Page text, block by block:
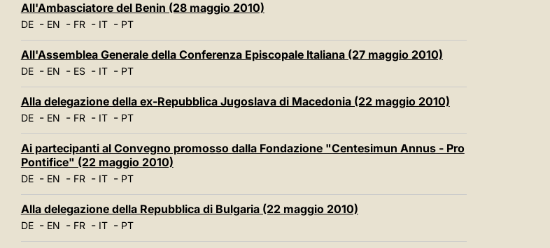
All'Ambasciatore del Benin (28 maggio 2010)
DE- EN - FR- IT- PT
All'Assemblea Generale della Conferenza Episcopale Italiana (27 maggio 2010)
DE- EN - ES- IT- PT
Alla delegazione della ex-Repubblica Jugoslava di Macedonia (22 maggio 2010)
DE- EN - FR- IT- PT
Ai partecipanti al Convegno promosso dalla Fondazione "Centesimun Annus - Pro
Pontifice" (22 maggio 2010)
DE- EN - FR- IT- PT
Alla delegazione della Repubblica di Bulgaria (22 maggio 2010)
DE- EN - FR- IT- PT